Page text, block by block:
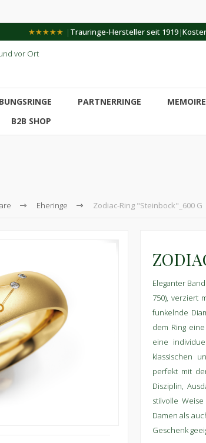
★★★★★ | Trauringe-Hersteller seit 1919|
vor Ort
PARTNERRINGE
B2B SHOP
Eheringe Zodiac-Ring "Steinbock"_600 G
Eleganter
750), verziert
funkelnde
dem Ring
eine
klassischen
perfekt mit
Disziplin,
stilvolle
Damen als
Geschenk